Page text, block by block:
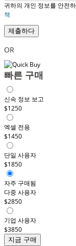
귀하의 개인 정보를 안전
책
제출하다
OR
빠른 구매
신속 정보 보고
$1250
엑셀 전용
$1450
단일 사용자
$1850
자주 구매됨
다중 사용자
$2850
기업 사용자
$3850
지금 구매